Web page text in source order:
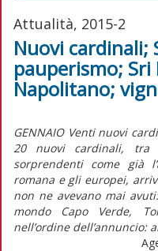
Attualità, 2015-2
Nuovi cardinali;
pauperismo; Sri
Napolitano;
GENNAIO Venti nuovi
20 nuovi cardinali,
sorprendenti come già
romana e gli europei,
non ne avevano mai
mondo Capo Verde,
nell’ordine dell’annuncio: